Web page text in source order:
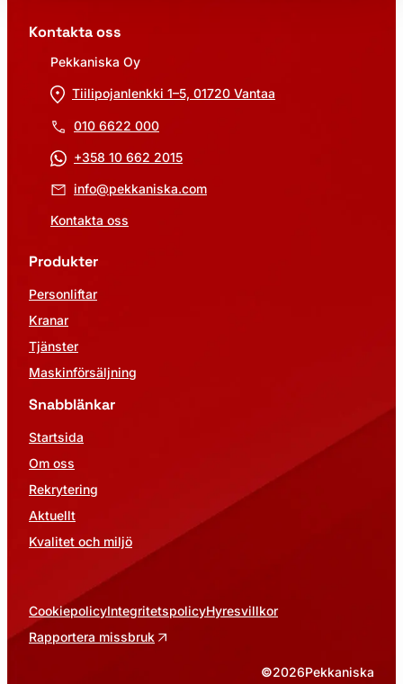
Kontakta oss
Pekkaniska Oy
Tiilipojanlenkki 1–5, 01720 Vantaa
010 6622 000
+358 10 662 2015
info@pekkaniska.com
Kontakta oss
Produkter
Personliftar
Kranar
Tjänster
Maskinförsäljning
Snabblänkar
Startsida
Om oss
Rekrytering
Aktuellt
Kvalitet och miljö
CookiepolicyIntegritetspolicyHyresvillkor
Rapportera missbruk
©2026Pekkaniska